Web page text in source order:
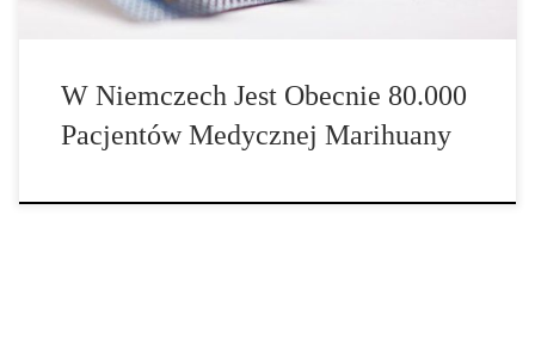
W Niemczech Jest Obecnie 80.000
Pacjentów Medycznej Marihuany